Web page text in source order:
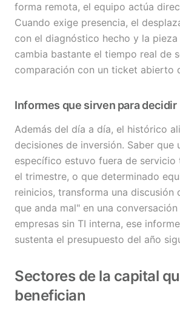
forma remota, el equipo actúa
Cuando exige presencia, el
con el diagnóstico hecho y la
cambia bastante el tiempo real de
comparación con un ticket abierto
Informes que sirven para decidir
Además del día a día, el histórico
decisiones de inversión. Saber que
específico estuvo fuera de servicio
el trimestre, o que determinado
reinicios, transforma una discusión
que anda mal" en una
empresas sin TI interna, ese
sustenta el presupuesto del año
Sectores de la capital
benefician